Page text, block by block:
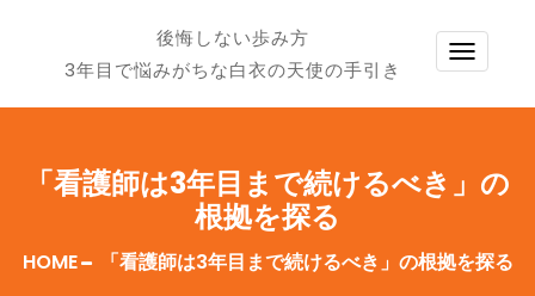
後悔しない歩み方
3年目で悩みがちな白衣の天使の手引き
「看護師は3年目まで続けるべき」の
根拠を探る
HOME 「看護師は3年目まで続けるべき」の根拠を探る